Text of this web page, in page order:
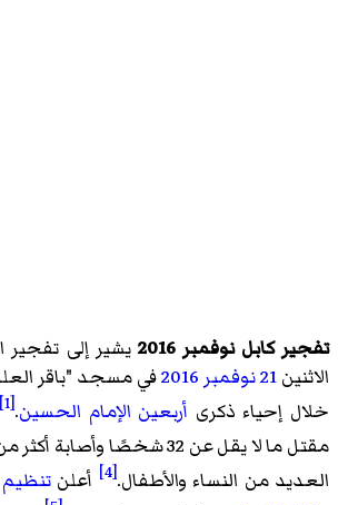
تفجير كابل نوفمبر 2016
يشير إلى تفجير
الاثنين21 نوفمبر 2016في مسجد "باقر
خلال إحياء ذكرى أربعين الإمام الحسين.
[1]
مقتل ما لا يقل عن 32 شخصًا وأصابة أكثر من 50 آخرين،
العديد من النساء والأطفال.[4] أعلنتنظيم